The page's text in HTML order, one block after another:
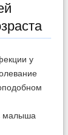
у
малыша